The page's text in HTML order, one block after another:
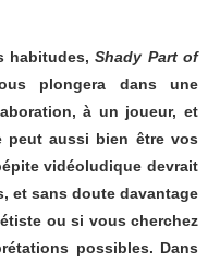
habitudes, Shady Part of
plongera dans une
à un joueur, et
peut aussi bien être vos
vidéoludique devrait
et sans doute davantage
ou si vous cherchez
possibles. Dans